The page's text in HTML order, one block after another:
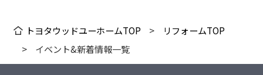
トヨタウッドユーホームTOP
リフォームTOP
イベント&新着情報一覧